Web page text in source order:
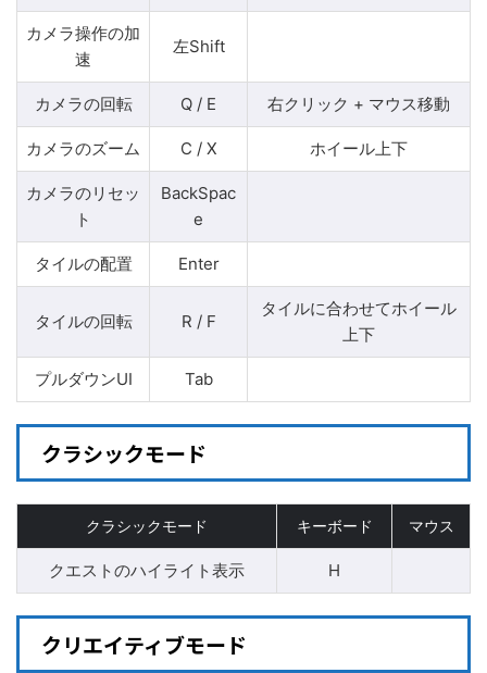
カメラ操作の加
速
左Shift
カメラの回転 Q / E 右クリック + マウス移動
カメラのズーム C / X ホイール上下
カメラのリセッ
ト
BackSpac
e
タイルの配置 Enter
タイルの回転 R / F
タイルに合わせてホイール
上下
プルダウンUI Tab
クラシックモード
クラシックモード キーボード マウス
クエストのハイライト表示 H
クリエイティブモード